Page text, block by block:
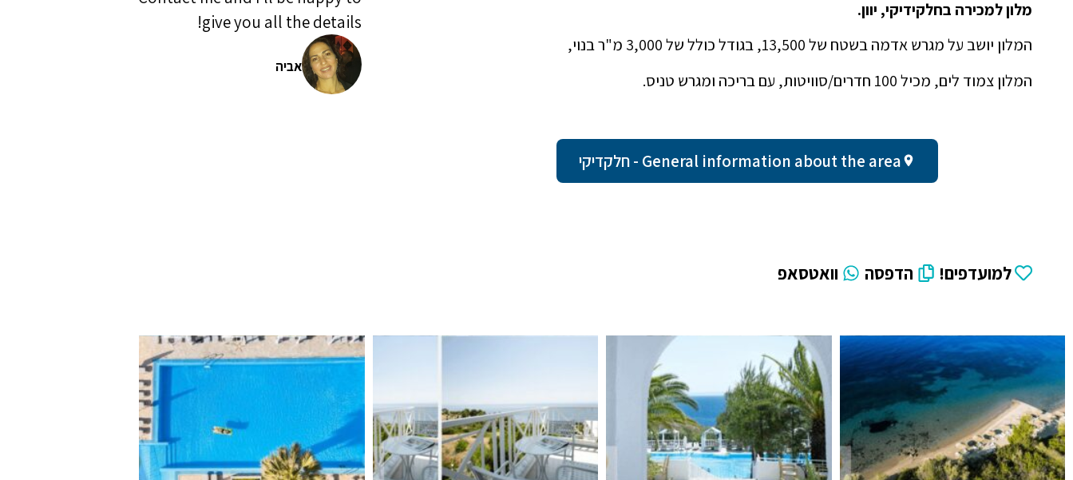
מלון למכירה בחלקידיקי, יוון.
המלון יושב על מגרש אדמה בשטח של 13,500, בגודל כולל של 3,000 מ"ר בנוי,
המלון צמוד לים, מכיל 100 חדרים/סוויטות, עם בריכה ומגרש טניס.
General information about the area - חלקדיקי
למועדפים! הדפסה וואטסאפ
give you all the details!
אביה